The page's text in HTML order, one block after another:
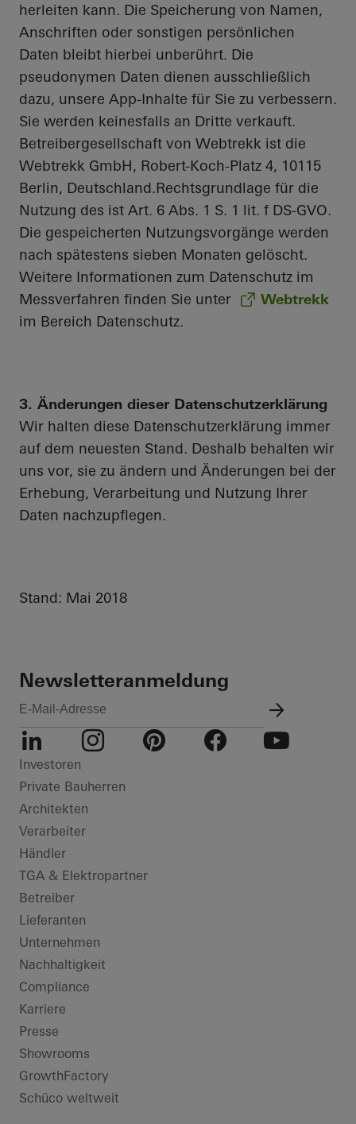
herleiten kann. Die Speicherung von Namen,
Anschriften oder sonstigen persönlichen
Daten bleibt hierbei unberührt. Die
pseudonymen Daten dienen ausschließlich
dazu, unsere App-Inhalte für Sie zu verbessern.
Sie werden keinesfalls an Dritte verkauft.
Betreibergesellschaft von Webtrekk ist die
Webtrekk GmbH, Robert-Koch-Platz 4, 10115
Berlin, Deutschland.Rechtsgrundlage für die
Nutzung des ist Art. 6 Abs. 1 S. 1 lit. f DS-GVO.
Die gespeicherten Nutzungsvorgänge werden
nach spätestens sieben Monaten gelöscht.
Weitere Informationen zum Datenschutz im
Messverfahren finden Sie unter
Webtrekk
im Bereich Datenschutz.
3. Änderungen dieser Datenschutzerklärung
Wir halten diese Datenschutzerklärung immer
auf dem neuesten Stand. Deshalb behalten wir
uns vor, sie zu ändern und Änderungen bei der
Erhebung, Verarbeitung und Nutzung Ihrer
Daten nachzupflegen.
Stand: Mai 2018
Newsletteranmeldung
LinkedIn
Investoren
Private Bauherren
Architekten
Verarbeiter
Händler
TGA & Elektropartner
Betreiber
Lieferanten
Unternehmen
Nachhaltigkeit
Compliance
Karriere
Presse
Showrooms
GrowthFactory
Schüco weltweit